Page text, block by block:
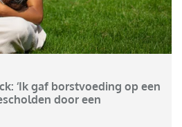
‘Ik gaf borstvoeding op een
door een